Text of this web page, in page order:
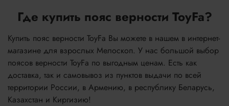
Где купить пояс верности ToyFa?
Купить пояс верности ToyFa Вы можете в нашем в интернет-
магазине для взрослых Мелоскоп. У нас большой выбор
поясов верности ToyFa по выгодным ценам. Есть как
доставка, так и самовывоз из пунктов выдачи по всей
территории России, в Армению, в республику Беларусь,
Казахстан и Киргизию!